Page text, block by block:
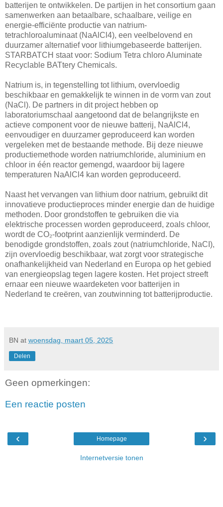
batterijen te ontwikkelen. De partijen in het consortium gaan
samenwerken aan betaalbare, schaalbare, veilige en
energie-efficiënte productie van natrium-
tetrachloroaluminaat (NaAlCl4), een veelbelovend en
duurzamer alternatief voor lithiumgebaseerde batterijen.
STARBATCH staat voor: Sodium Tetra chloro Aluminate
Recyclable BATtery Chemicals.
Natrium is, in tegenstelling tot lithium, overvloedig
beschikbaar en gemakkelijk te winnen in de vorm van zout
(NaCl). De partners in dit project hebben op
laboratoriumschaal aangetoond dat de belangrijkste en
actieve component voor de nieuwe batterij, NaAlCl4,
eenvoudiger en duurzamer geproduceerd kan worden
vergeleken met de bestaande methode. Bij deze nieuwe
productiemethode worden natriumchloride, aluminium en
chloor in één reactor gemengd, waardoor bij lagere
temperaturen NaAlCl4 kan worden geproduceerd.
Naast het vervangen van lithium door natrium, gebruikt dit
innovatieve productieproces minder energie dan de huidige
methoden. Door grondstoffen te gebruiken die via
elektrische processen worden geproduceerd, zoals chloor,
wordt de CO₂-footprint aanzienlijk verminderd. De
benodigde grondstoffen, zoals zout (natriumchloride, NaCI),
zijn overvloedig beschikbaar, wat zorgt voor strategische
onafhankelijkheid van Nederland en Europa op het gebied
van energieopslag tegen lagere kosten. Het project streeft
ernaar een nieuwe waardeketen voor batterijen in
Nederland te creëren, van zoutwinning tot batterijproductie.
BN at woensdag, maart 05, 2025
Delen
Geen opmerkingen:
Een reactie posten
‹ ›
Homepage
Internetversie tonen